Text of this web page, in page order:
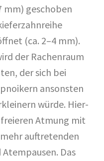
mm) gescho­ben
(ca. 2–4 mm).
der Rachen­raum
der sich bei
ansons­ten
wür­de. Hier­
Atmung mit
auf­tre­ten­den
Das